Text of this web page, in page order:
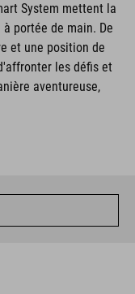
System mettent la
portée de main. De
et une position de
les défis et
aventureuse,